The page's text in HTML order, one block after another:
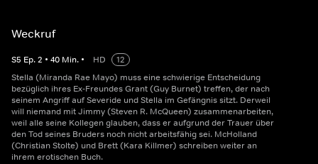
Weckruf
S5 Ep.2 • 40 Min. • HD
12
Stella (Miranda Rae Mayo) muss eine schwierige Entscheidung
bezüglich ihres Ex-Freundes Grant (Guy Burnet) treffen, der nach
seinem Angriff auf Severide und Stella im Gefängnis sitzt. Derweil
will niemand mit Jimmy (Steven R. McQueen) zusammenarbeiten,
weil alle seine Kollegen glauben, dass er aufgrund der Trauer über
den Tod seines Bruders noch nicht arbeitsfähig sei. McHolland
(Christian Stolte) und Brett (Kara Killmer) schreiben weiter an
ihrem erotischen Buch.